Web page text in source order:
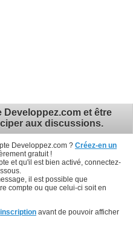
et être
aux discussions.
Developpez.com ? Créez-en un
gratuit !
et qu'il est bien activé, connectez-
il est possible que
compte ou que celui-ci soit en
inscription avant de pouvoir afficher